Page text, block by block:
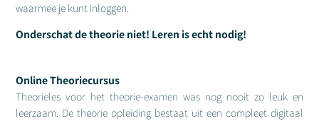
waarmee je kunt inloggen.
Onderschat de theorie niet! Leren is echt nodig!
OnlineTheoriecursus
Theorieles voor het theorie-examen was nog nooit zo leuk en
leerzaam. De theorie opleiding bestaat uit een compleet digitaal